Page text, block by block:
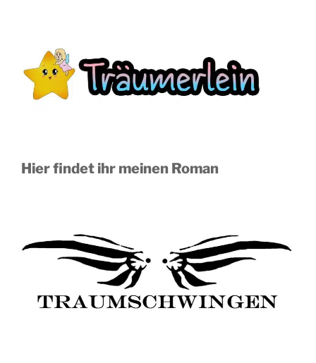
Hier findet ihr meinen Roman